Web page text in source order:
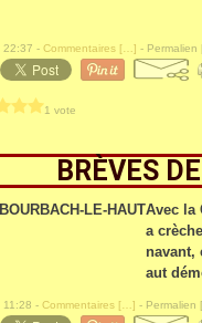
22:37 - Commentaires [… ] - Permalien
1 vote
BRÈVES
Avec la
a
navant,
aut
11:28 - Commentaires [… ] - Permalien [